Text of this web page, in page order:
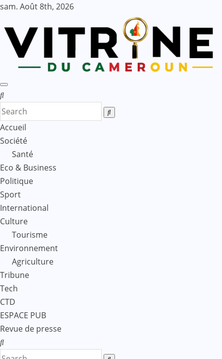
Skip
content
sam. Août 8th, 2026
Accueil
Société
Santé
Eco & Business
Politique
Sport
International
Culture
Tourisme
Environnement
Agriculture
Tribune
Tech
CTD
ESPACE PUB
Revue de presse